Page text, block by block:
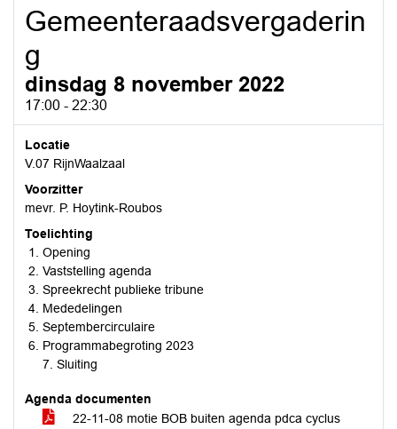
Gemeenteraadsvergaderin
g
dinsdag 8 november 2022
17:00 - 22:30
Locatie
V.07 RijnWaalzaal
Voorzitter
mevr. P. Hoytink-Roubos
Toelichting
Opening
Vaststelling agenda
Spreekrecht publieke tribune
Mededelingen
Septembercirculaire
Programmabegroting 2023
7. Sluiting
Agenda documenten
22-11-08 motie BOB buiten agenda pdca cyclus